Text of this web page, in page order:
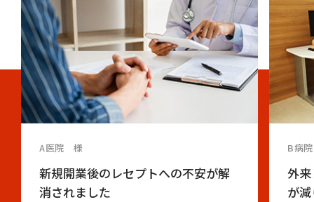
A医院 様
新規開業後のレセプトへの不安が解
消されました
B病
外
が